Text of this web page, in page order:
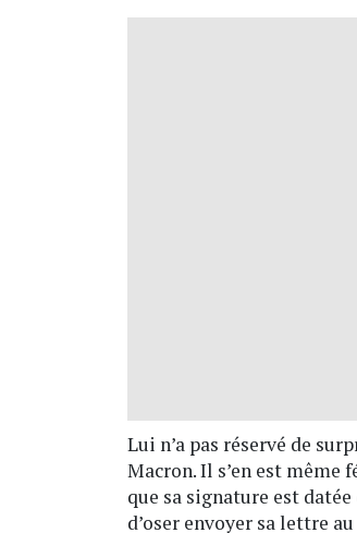
Lui n’a pas réservé de
Macron. Il s’en est même
que sa signature est
d’oser envoyer sa lettre